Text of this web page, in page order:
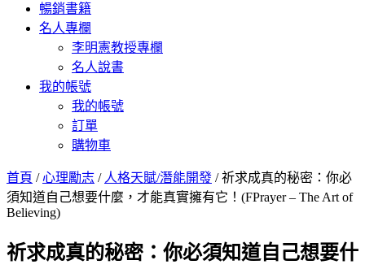
暢銷書籍
名人專欄
李明憲教授專欄
名人說書
我的帳號
我的帳號
訂單
購物車
首頁 /心理勵志 / 人格天賦/潛能開發 / 祈求成真的秘密：你必
須知道自己想要什麼，才能真實擁有它！(FPrayer – The Art of
Believing)
祈求成真的秘密：你必須知道自己想要什